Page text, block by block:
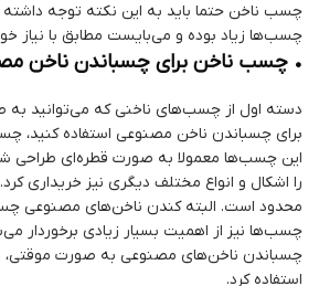
چسب ناخن حتما باید به این نکته توجه داشته
چسب‌ها زیاد بوده و می‌بایست مطابق با نیاز
• چسب ناخن برای چسباندن ناخن
دسته اول از چسب‌های ناخنی که می‌توانید به
برای چسباندن ناخن مصنوعی استفاده کنید،
این چسب‌ها معمولا به صورت قطره‌ای طراحی
را اشکال و انواع مختلف دیگری نیز خریداری
محدود است. البته کندن ناخن‌های مصنوعی
چسب‌ها نیز از اهمیت بسیار زیادی برخوردار
چسباندن ناخن‌های مصنوعی به صورت موقتی،
استفاده کرد.